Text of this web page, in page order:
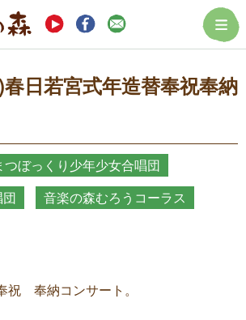
まつぼっくり音
日若宮式年造替奉祝奉納
つぼっくり少年少女合唱団
音楽の森むろうコーラス
祝 奉納コンサート。